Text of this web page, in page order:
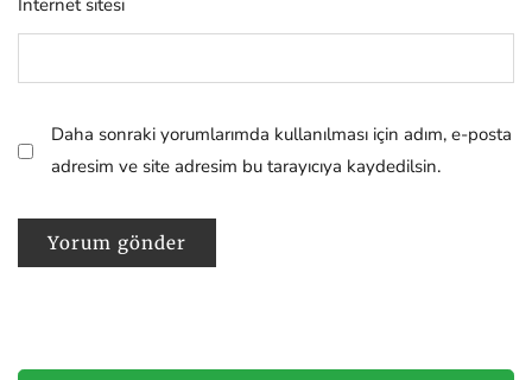
İnternet sitesi
Daha sonraki yorumlarımda kullanılması için adım, e-posta
adresim ve site adresim bu tarayıcıya kaydedilsin.